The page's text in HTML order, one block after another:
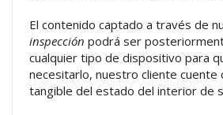
El contenido captado a través de
inspección podrá ser
cualquier tipo de dispositivo para
necesitarlo, nuestro cliente cuente
tangible del estado del interior de